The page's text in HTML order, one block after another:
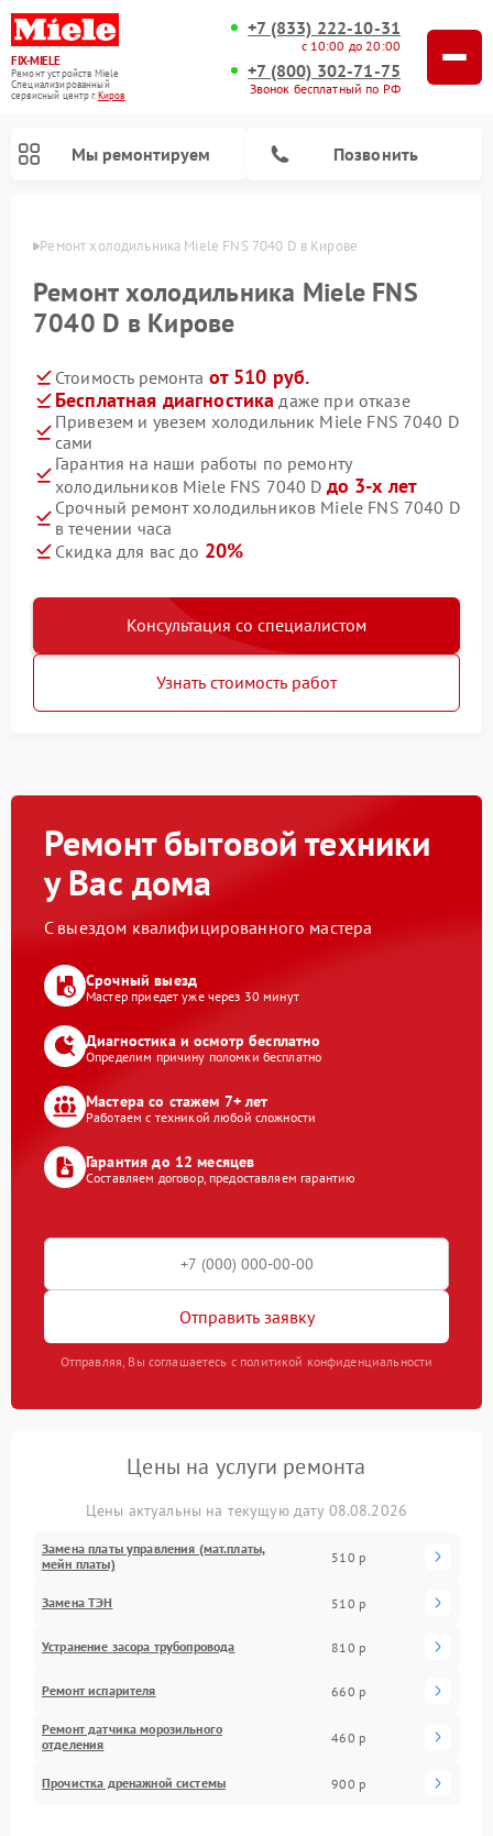
FIX-MIELE
Ремонт устройств Miele
Специализированный
cервисный центр г.Киров
+7 (833) 222-10-31
с 10:00 до 20:00
+7 (800) 302-71-75
Звонок бесплатный по РФ
Мы ремонтируем Позвонить
Ремонт холодильника Miele FNS 7040 D в Кирове
Ремонт холодильника Miele FNS
7040 D в Кирове
Стоимость ремонта от 510 руб.
Бесплатная диагностика даже при отказе
Привезем и увезем холодильник Miele FNS 7040 D
сами
Гарантия на наши работы по ремонту
холодильников Miele FNS 7040 D до 3-х лет
Срочный ремонт холодильников Miele FNS 7040 D
в течении часа
Скидка для вас до 20%
Консультация со специалистом
Узнать стоимость работ
Ремонт бытовой техники
у Вас дома
С выездом квалифицированного мастера
Срочный выезд
Мастер приедет уже через 30 минут
Диагностика и осмотр бесплатно
Определим причину поломки бесплатно
Мастера со стажем 7+ лет
Работаем с техникой любой сложности
Гарантия до 12 месяцев
Составляем договор, предоставляем гарантию
Отправить заявку
Отправляя, Вы соглашаетесь с политикой конфиденциальности
Цены на услуги ремонта
Цены актуальны на текущую дату 08.08.2026
Замена платы управления (мат.платы,
мейн платы)
510 р
Замена ТЭН 510 р
Устранение засора трубопровода 810 р
Ремонт испарителя 660 р
Ремонт датчика морозильного
отделения
460 р
Прочистка дренажной системы 900 р